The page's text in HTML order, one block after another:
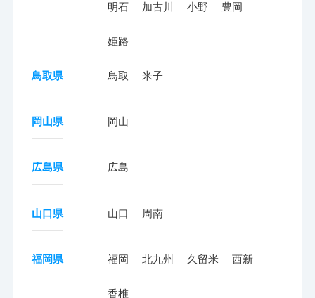
明石 加古川 小野 豊岡
姫路
鳥取県 鳥取 米子
岡山県 岡山
広島県 広島
山口県 山口 周南
福岡県 福岡 北九州 久留米 西新
香椎